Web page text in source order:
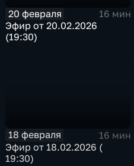
20 февраля
16 мин
Эфир от 20.02.2026
(19:30)
18 февраля
16 мин
Эфир от 18.02.2026 (
19:30)